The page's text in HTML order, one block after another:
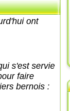
ont
s'est servie
faire
bernois :